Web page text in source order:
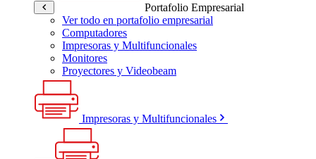
Portafolio Empresarial
Ver todo en portafolio empresarial
Computadores
Impresoras y Multifuncionales
Monitores
Proyectores y Videobeam
Impresoras y Multifuncionales